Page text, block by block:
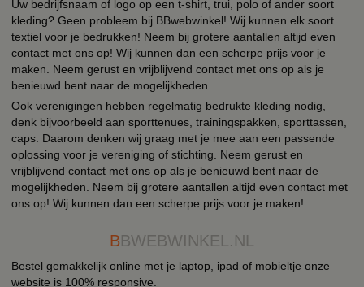
Uw bedrijfsnaam of logo op een t-shirt, trui, polo of ander soort
kleding? Geen probleem bij BBwebwinkel! Wij kunnen elk soort
textiel voor je bedrukken! Neem bij grotere aantallen altijd even
contact met ons op! Wij kunnen dan een scherpe prijs voor je
maken. Neem gerust en vrijblijvend contact met ons op als je
benieuwd bent naar de mogelijkheden.
Ook verenigingen hebben regelmatig bedrukte kleding nodig,
denk bijvoorbeeld aan sporttenues, trainingspakken, sporttassen,
caps. Daarom denken wij graag met je mee aan een passende
oplossing voor je vereniging of stichting. Neem gerust en
vrijblijvend contact met ons op als je benieuwd bent naar de
mogelijkheden. Neem bij grotere aantallen altijd even contact met
ons op! Wij kunnen dan een scherpe prijs voor je maken!
BBWEBWINKEL.NL
Bestel gemakkelijk online met je laptop, ipad of mobieltje onze
website is 100% responsive.